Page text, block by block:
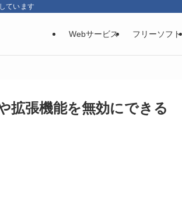
ています
Webサービス フリーソフト
拡張機能を無効にできる